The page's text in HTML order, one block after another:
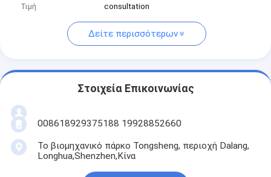
Τιμή consultation
Δείτε περισσότερων
Στοιχεία Επικοινωνίας
008618929375188 19928852660
Το βιομηχανικό πάρκο Tongsheng, περιοχή Dalang,
Longhua,Shenzhen,Κίνα